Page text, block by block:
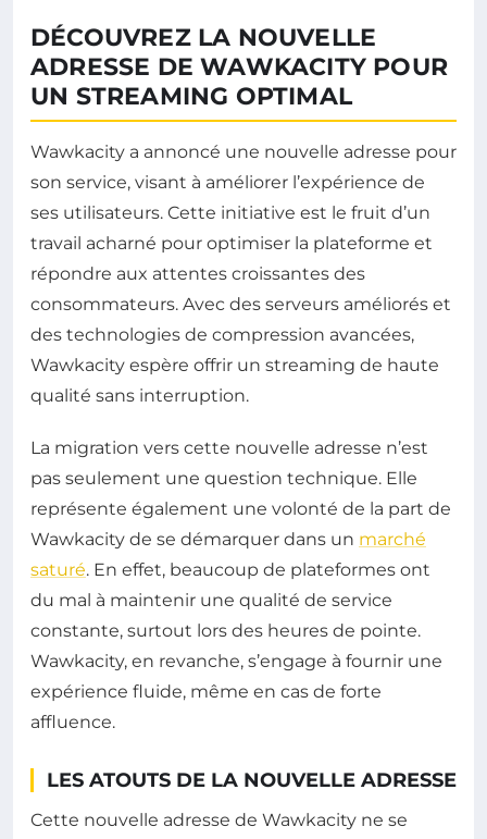
DÉCOUVREZ LA NOUVELLE
ADRESSE DE WAWKACITY POUR
UN STREAMING OPTIMAL
Wawkacity a annoncé une nouvelle adresse pour
son service, visant à améliorer l’expérience de
ses utilisateurs. Cette initiative est le fruit d’un
travail acharné pour optimiser la plateforme et
répondre aux attentes croissantes des
consommateurs. Avec des serveurs améliorés et
des technologies de compression avancées,
Wawkacity espère offrir un streaming de haute
qualité sans interruption.
La migration vers cette nouvelle adresse n’est
pas seulement une question technique. Elle
représente également une volonté de la part de
Wawkacity de se démarquer dans un marché
saturé. En effet, beaucoup de plateformes ont
du mal à maintenir une qualité de service
constante, surtout lors des heures de pointe.
Wawkacity, en revanche, s’engage à fournir une
expérience fluide, même en cas de forte
affluence.
LES ATOUTS DE LA NOUVELLE ADRESSE
Cette nouvelle adresse de Wawkacity ne se